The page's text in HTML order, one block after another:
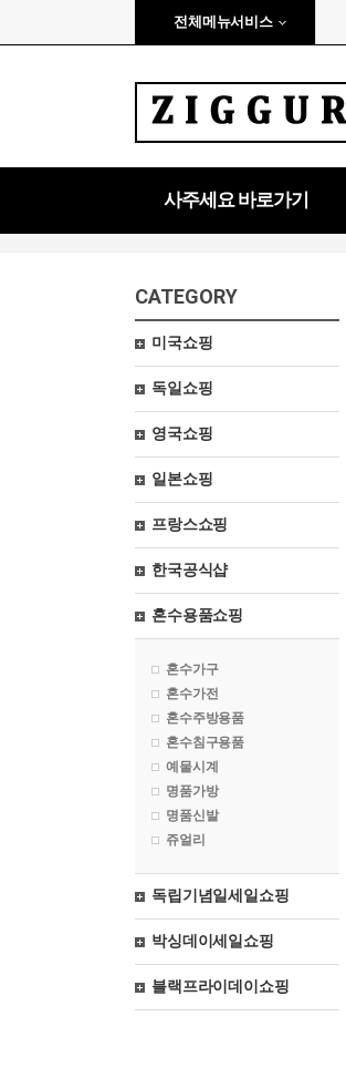
전체메뉴서비스
사주세요 바로가기
CATEGORY
미국쇼핑
독일쇼핑
영국쇼핑
일본쇼핑
프랑스쇼핑
한국공식샵
혼수용품쇼핑
혼수가구
혼수가전
혼수주방용품
혼수침구용품
예물시계
명품가방
명품신발
쥬얼리
독립기념일세일쇼핑
박싱데이세일쇼핑
블랙프라이데이쇼핑